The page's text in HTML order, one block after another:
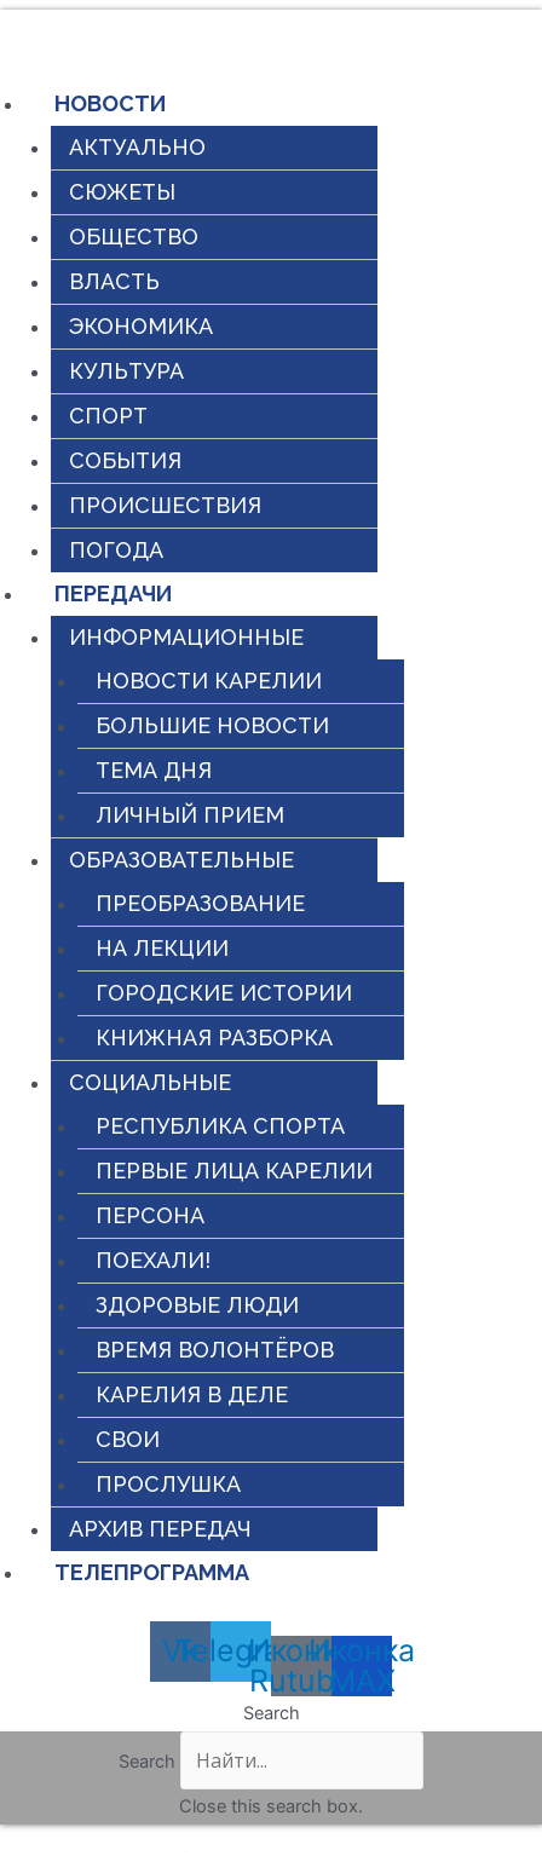
содержимому
НОВОСТИ
АКТУАЛЬНО
СЮЖЕТЫ
ОБЩЕСТВО
ВЛАСТЬ
ЭКОНОМИКА
КУЛЬТУРА
СПОРТ
СОБЫТИЯ
ПРОИСШЕСТВИЯ
ПОГОДА
ПЕРЕДАЧИ
ИНФОРМАЦИОННЫЕ
НОВОСТИ КАРЕЛИИ
БОЛЬШИЕ НОВОСТИ
ТЕМА ДНЯ
ЛИЧНЫЙ ПРИЕМ
ОБРАЗОВАТЕЛЬНЫЕ
ПРЕОБРАЗОВАНИЕ
НА ЛЕКЦИИ
ГОРОДСКИЕ ИСТОРИИ
КНИЖНАЯ РАЗБОРКА
СОЦИАЛЬНЫЕ
РЕСПУБЛИКА СПОРТА
ПЕРВЫЕ ЛИЦА КАРЕЛИИ
ПЕРСОНА
ПОЕХАЛИ!
ЗДОРОВЫЕ ЛЮДИ
ВРЕМЯ ВОЛОНТЁРОВ
КАРЕЛИЯ В ДЕЛЕ
СВОИ
ПРОСЛУШКА
АРХИВ ПЕРЕДАЧ
ТЕЛЕПРОГРАММА
Vk
Telegram
Иконка
Rutube
Иконка
MAX
Search
Search
Close this search box.